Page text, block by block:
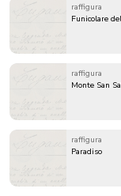
raffigura
Funicolare
raffigura
Monte San
raffigura
Paradiso